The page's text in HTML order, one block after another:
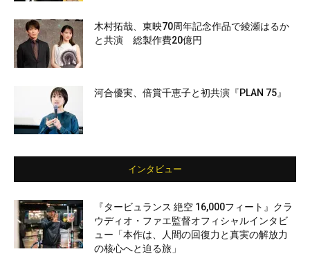
木村拓哉、東映70周年記念作品で綾瀬はるか
と共演 総製作費20億円
河合優実、倍賞千恵子と初共演『PLAN 75』
インタビュー
『タービュランス 絶空 16,000フィート』クラ
ウディオ・ファエ監督オフィシャルインタビ
ュー「本作は、人間の回復力と真実の解放力
の核心へと迫る旅」